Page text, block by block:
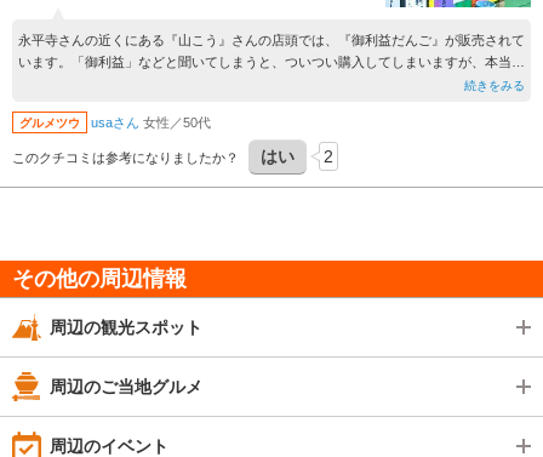
永平寺さんの近くにある『山こう』さんの店頭では、『御利益だんご』が販売されて
います。「御利益」などと聞いてしまうと、ついつい購入してしまいますが、本当に
続きをみる
グルメツウ usaさん 女性／50代
このクチコミは参考になりましたか？ はい 2
その他の周辺情報
周辺の観光スポット
周辺のご当地グルメ
周辺のイベント